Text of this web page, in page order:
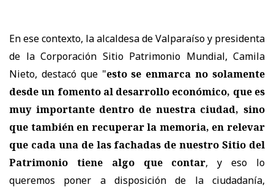
En ese contexto, la alcaldesa de Valparaíso y presidenta
de la Corporación Sitio Patrimonio Mundial, Camila
Nieto, destacó que "esto se enmarca no solamente
desde un fomento al desarrollo económico, que es
muy importante dentro de nuestra ciudad, sino
que también en recuperar la memoria, en relevar
que cada una de las fachadas de nuestro Sitio del
Patrimonio tiene algo que contar, y eso lo
queremos poner a disposición de la ciudadanía,